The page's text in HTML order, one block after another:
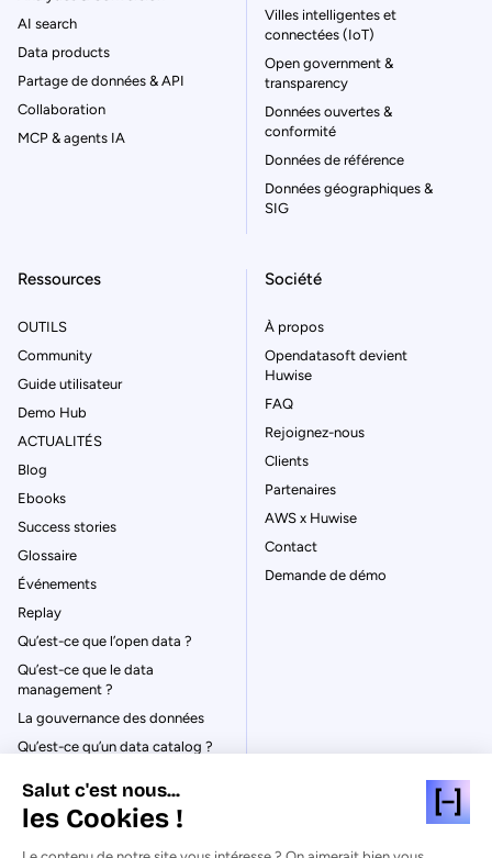
AI search
Data products
Partage de données & API
Collaboration
MCP & agents IA
Villes intelligentes et
connectées (IoT)
Open government &
transparency
Données ouvertes &
conformité
Données de référence
Données géographiques &
SIG
Ressources
OUTILS
Community
Guide utilisateur
Demo Hub
ACTUALITÉS
Blog
Ebooks
Success stories
Glossaire
Événements
Replay
Qu’est-ce que l’open data ?
Qu’est-ce que le data
management ?
La gouvernance des données
Qu’est-ce qu’un data catalog ?
Société
À propos
Opendatasoft devient
Huwise
FAQ
Rejoignez-nous
Clients
Partenaires
AWS x Huwise
Contact
Demande de démo
Salut c'est nous...
les Cookies !